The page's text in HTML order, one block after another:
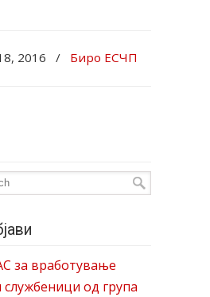
2016 / Биро ЕСЧП
за вработување
од група